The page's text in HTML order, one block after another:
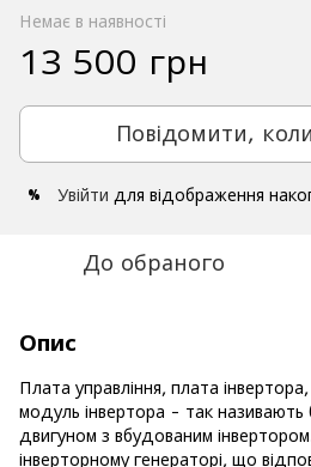
Немає в наявності
13 500 грн
Повідомити,
% Увійти для відображення
До обраного
Опис
Плата управління, плата
модуль інвертора - так називають
двигуном з вбудованим
інверторному генераторі, що